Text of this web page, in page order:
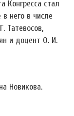
Конгресса стал
него в числе
Татевосов,
и доцент О. И.
Новикова.